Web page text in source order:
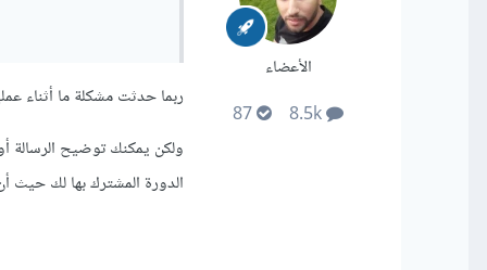
الأعضاء
ربما حدثت مشكلة ما أثناء
ولكن يمكنك توضيح الرسالة
الدورة المشترك بها لك حيث